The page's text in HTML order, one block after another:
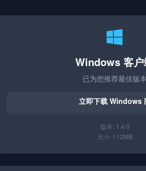
Windows 客
已为您推荐最佳版本
立即下载 Windows
版本: 1.4.0
大小: 112MB